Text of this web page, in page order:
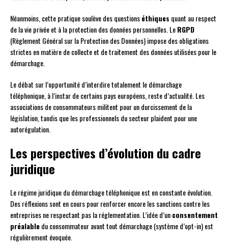
Néanmoins, cette pratique soulève des questionséthiques quant au respect
de la vie privée et à la protection des données personnelles. LeRGPD
(Règlement Général sur la Protection des Données) impose des obligations
strictes en matière de collecte et de traitement des données utilisées pour le
démarchage.
Le débat sur l’opportunité d’interdire totalement le démarchage
téléphonique, à l’instar de certains pays européens, reste d’actualité. Les
associations de consommateurs militent pour un durcissement de la
législation, tandis que les professionnels du secteur plaident pour une
autorégulation.
Les perspectives d’évolution du cadre
juridique
Le régime juridique du démarchage téléphonique est en constante évolution.
Des réflexions sont en cours pour renforcer encore les sanctions contre les
entreprises ne respectant pas la réglementation. L’idée d’unconsentement
préalabledu consommateur avant tout démarchage (système d’opt-in) est
régulièrement évoquée.